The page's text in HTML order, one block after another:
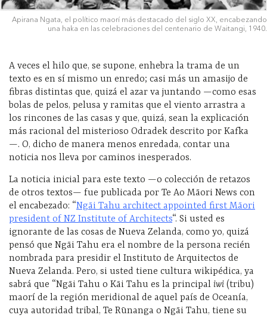
Apirana Ngata, el político maorí más destacado del siglo XX, encabezando
una haka en las celebraciones del centenario de Waitangi, 1940.
A veces el hilo que, se supone, enhebra la trama de un
texto es en sí mismo un enredo; casi más un amasijo de
fibras distintas que, quizá el azar va juntando —como esas
bolas de pelos, pelusa y ramitas que el viento arrastra a
los rincones de las casas y que, quizá, sean la explicación
más racional del misterioso Odradek descrito por Kafka
—. O, dicho de manera menos enredada, contar una
noticia nos lleva por caminos inesperados.
La noticia inicial para este texto —o colección de retazos
de otros textos— fue publicada por Te Ao Māori News con
el encabezado: “Ngāi Tahu architect appointed first Māori
president of NZ Institute of Architects“. Si usted es
ignorante de las cosas de Nueva Zelanda, como yo, quizá
pensó que Ngāi Tahu era el nombre de la persona recién
nombrada para presidir el Instituto de Arquitectos de
Nueva Zelanda. Pero, si usted tiene cultura wikipédica, ya
sabrá que “Ngāi Tahu o Kāi Tahu es la principal iwi (tribu)
maorí de la región meridional de aquel país de Oceanía,
cuya autoridad tribal, Te Rūnanga o Ngāi Tahu, tiene su